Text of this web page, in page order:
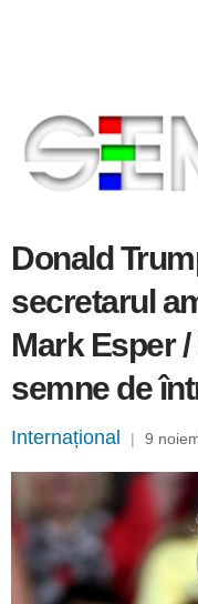
Donald
secretarul
Mark Esper
semne de
Internațional | 9